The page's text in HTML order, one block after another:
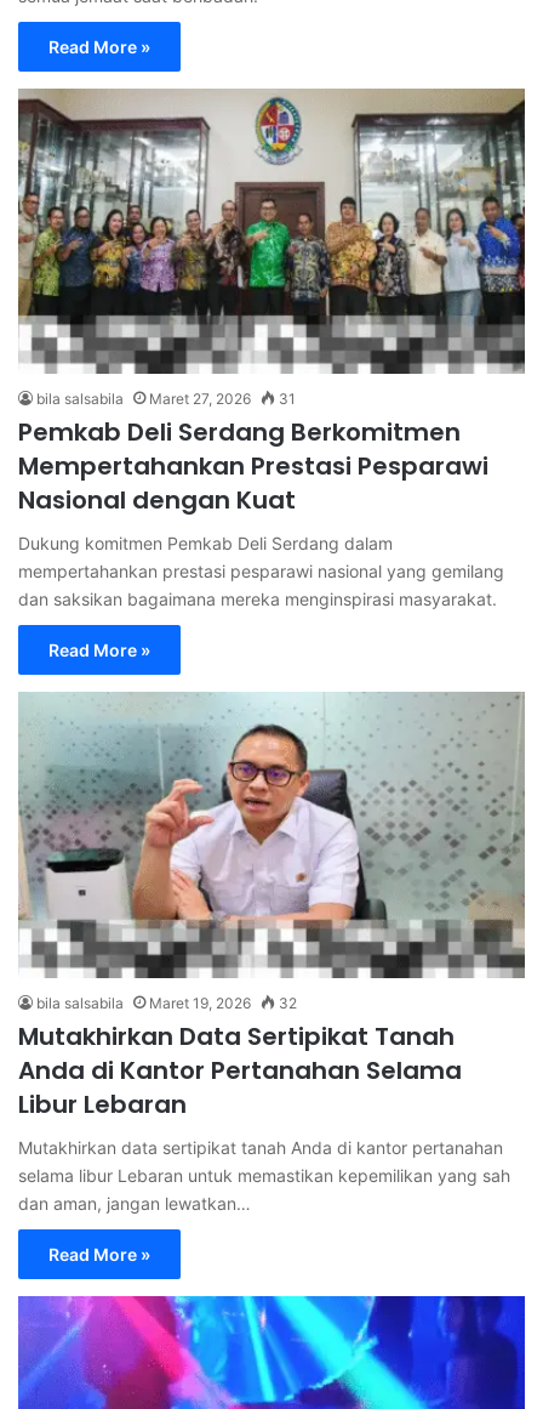
Read More »
bila salsabila Maret 27, 2026 31
Pemkab Deli Serdang Berkomitmen
Mempertahankan Prestasi Pesparawi
Nasional dengan Kuat
Dukung komitmen Pemkab Deli Serdang dalam
mempertahankan prestasi pesparawi nasional yang gemilang
dan saksikan bagaimana mereka menginspirasi masyarakat.
Read More »
bila salsabila Maret 19, 2026 32
Mutakhirkan Data Sertipikat Tanah
Anda di Kantor Pertanahan Selama
Libur Lebaran
Mutakhirkan data sertipikat tanah Anda di kantor pertanahan
selama libur Lebaran untuk memastikan kepemilikan yang sah
dan aman, jangan lewatkan…
Read More »